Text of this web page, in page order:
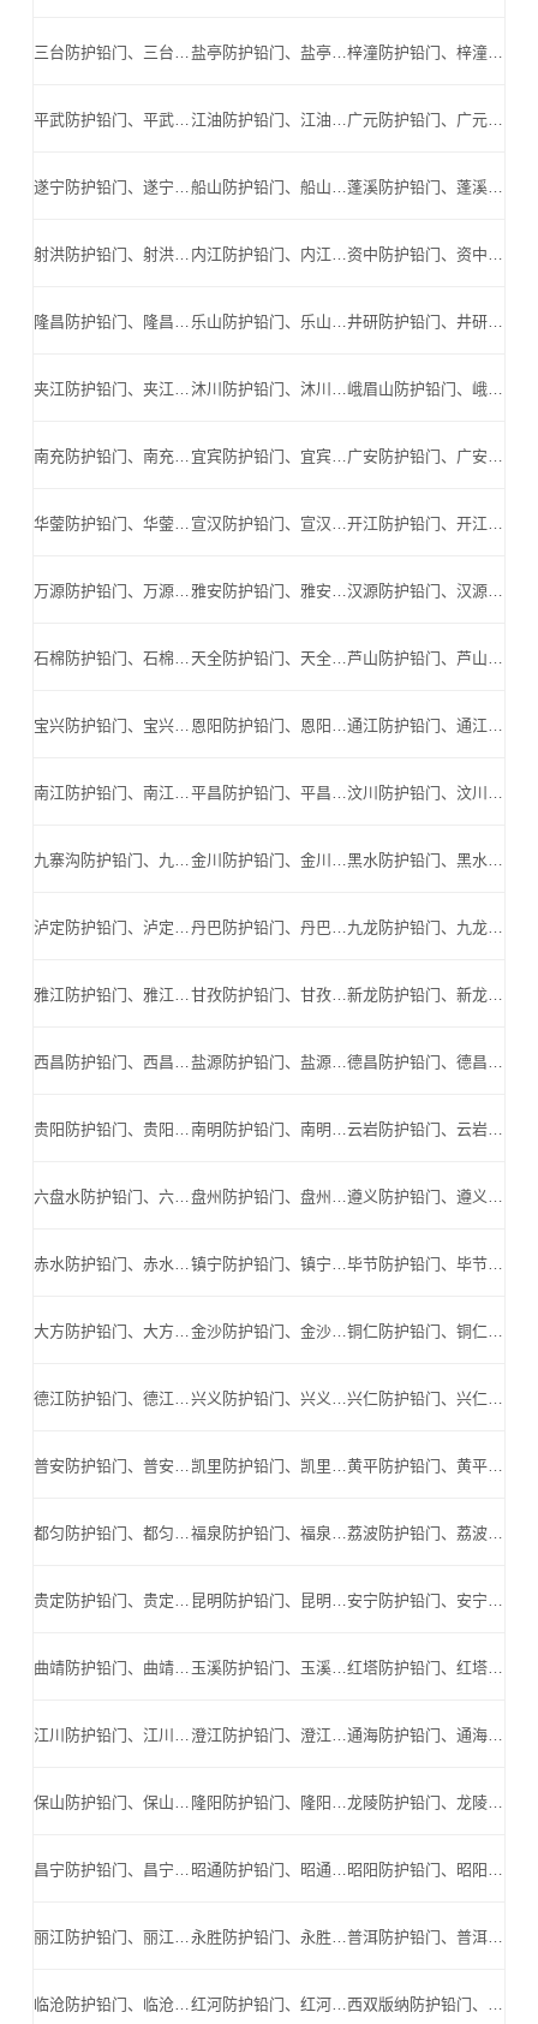
三台防护铅门、三台防辐射铅门、三台医用铅门、三台手术室铅门、三台工业探伤铅门_三台手术室铅门公司 盐亭防护铅门、盐亭防辐射铅门、盐亭医用铅门、盐亭手术室铅门、盐亭工业探伤铅门_盐亭手术室铅门公司 梓潼防护铅门、梓潼防辐射铅门、梓潼医用铅门、梓潼手术室铅门、梓潼工业探伤铅门_梓潼手术室铅门公司
平武防护铅门、平武防辐射铅门、平武医用铅门、平武手术室铅门、平武工业探伤铅门_平武手术室铅门公司 江油防护铅门、江油防辐射铅门、江油医用铅门、江油手术室铅门、江油工业探伤铅门_江油手术室铅门公司 广元防护铅门、广元防辐射铅门、广元医用铅门、广元手术室铅门、广元工业探伤铅门_广元手术室铅门公司
遂宁防护铅门、遂宁防辐射铅门、遂宁医用铅门、遂宁手术室铅门、遂宁工业探伤铅门_遂宁手术室铅门公司 船山防护铅门、船山防辐射铅门、船山医用铅门、船山手术室铅门、船山工业探伤铅门_船山手术室铅门公司 蓬溪防护铅门、蓬溪防辐射铅门、蓬溪医用铅门、蓬溪手术室铅门、蓬溪工业探伤铅门_蓬溪手术室铅门公司
射洪防护铅门、射洪防辐射铅门、射洪医用铅门、射洪手术室铅门、射洪工业探伤铅门_射洪手术室铅门公司 内江防护铅门、内江防辐射铅门、内江医用铅门、内江手术室铅门、内江工业探伤铅门_内江手术室铅门公司 资中防护铅门、资中防辐射铅门、资中医用铅门、资中手术室铅门、资中工业探伤铅门_资中手术室铅门公司
隆昌防护铅门、隆昌防辐射铅门、隆昌医用铅门、隆昌手术室铅门、隆昌工业探伤铅门_隆昌手术室铅门公司 乐山防护铅门、乐山防辐射铅门、乐山医用铅门、乐山手术室铅门、乐山工业探伤铅门_乐山手术室铅门公司 井研防护铅门、井研防辐射铅门、井研医用铅门、井研手术室铅门、井研工业探伤铅门_井研手术室铅门公司
夹江防护铅门、夹江防辐射铅门、夹江医用铅门、夹江手术室铅门、夹江工业探伤铅门_夹江手术室铅门公司 沐川防护铅门、沐川防辐射铅门、沐川医用铅门、沐川手术室铅门、沐川工业探伤铅门_沐川手术室铅门公司 峨眉山防护铅门、峨眉山防辐射铅门、峨眉山医用铅门、峨眉山手术室铅门、峨眉山工业探伤铅门_峨眉山手术室铅门公司
南充防护铅门、南充防辐射铅门、南充医用铅门、南充手术室铅门、南充工业探伤铅门_南充手术室铅门公司 宜宾防护铅门、宜宾防辐射铅门、宜宾医用铅门、宜宾手术室铅门、宜宾工业探伤铅门_宜宾手术室铅门公司 广安防护铅门、广安防辐射铅门、广安医用铅门、广安手术室铅门、广安工业探伤铅门_广安手术室铅门公司
华蓥防护铅门、华蓥防辐射铅门、华蓥医用铅门、华蓥手术室铅门、华蓥工业探伤铅门_华蓥手术室铅门公司 宣汉防护铅门、宣汉防辐射铅门、宣汉医用铅门、宣汉手术室铅门、宣汉工业探伤铅门_宣汉手术室铅门公司 开江防护铅门、开江防辐射铅门、开江医用铅门、开江手术室铅门、开江工业探伤铅门_开江手术室铅门公司
万源防护铅门、万源防辐射铅门、万源医用铅门、万源手术室铅门、万源工业探伤铅门_万源手术室铅门公司 雅安防护铅门、雅安防辐射铅门、雅安医用铅门、雅安手术室铅门、雅安工业探伤铅门_雅安手术室铅门公司 汉源防护铅门、汉源防辐射铅门、汉源医用铅门、汉源手术室铅门、汉源工业探伤铅门_汉源手术室铅门公司
石棉防护铅门、石棉防辐射铅门、石棉医用铅门、石棉手术室铅门、石棉工业探伤铅门_石棉手术室铅门公司 天全防护铅门、天全防辐射铅门、天全医用铅门、天全手术室铅门、天全工业探伤铅门_天全手术室铅门公司 芦山防护铅门、芦山防辐射铅门、芦山医用铅门、芦山手术室铅门、芦山工业探伤铅门_芦山手术室铅门公司
宝兴防护铅门、宝兴防辐射铅门、宝兴医用铅门、宝兴手术室铅门、宝兴工业探伤铅门_宝兴手术室铅门公司 恩阳防护铅门、恩阳防辐射铅门、恩阳医用铅门、恩阳手术室铅门、恩阳工业探伤铅门_恩阳手术室铅门公司 通江防护铅门、通江防辐射铅门、通江医用铅门、通江手术室铅门、通江工业探伤铅门_通江手术室铅门公司
南江防护铅门、南江防辐射铅门、南江医用铅门、南江手术室铅门、南江工业探伤铅门_南江手术室铅门公司 平昌防护铅门、平昌防辐射铅门、平昌医用铅门、平昌手术室铅门、平昌工业探伤铅门_平昌手术室铅门公司 汶川防护铅门、汶川防辐射铅门、汶川医用铅门、汶川手术室铅门、汶川工业探伤铅门_汶川手术室铅门公司
九寨沟防护铅门、九寨沟防辐射铅门、九寨沟医用铅门、九寨沟手术室铅门、九寨沟工业探伤铅门_九寨沟手术室铅门公司 金川防护铅门、金川防辐射铅门、金川医用铅门、金川手术室铅门、金川工业探伤铅门_金川手术室铅门公司 黑水防护铅门、黑水防辐射铅门、黑水医用铅门、黑水手术室铅门、黑水工业探伤铅门_黑水手术室铅门公司
泸定防护铅门、泸定防辐射铅门、泸定医用铅门、泸定手术室铅门、泸定工业探伤铅门_泸定手术室铅门公司 丹巴防护铅门、丹巴防辐射铅门、丹巴医用铅门、丹巴手术室铅门、丹巴工业探伤铅门_丹巴手术室铅门公司 九龙防护铅门、九龙防辐射铅门、九龙医用铅门、九龙手术室铅门、九龙工业探伤铅门_九龙手术室铅门公司
雅江防护铅门、雅江防辐射铅门、雅江医用铅门、雅江手术室铅门、雅江工业探伤铅门_雅江手术室铅门公司 甘孜防护铅门、甘孜防辐射铅门、甘孜医用铅门、甘孜手术室铅门、甘孜工业探伤铅门_甘孜手术室铅门公司 新龙防护铅门、新龙防辐射铅门、新龙医用铅门、新龙手术室铅门、新龙工业探伤铅门_新龙手术室铅门公司
西昌防护铅门、西昌防辐射铅门、西昌医用铅门、西昌手术室铅门、西昌工业探伤铅门_西昌手术室铅门公司 盐源防护铅门、盐源防辐射铅门、盐源医用铅门、盐源手术室铅门、盐源工业探伤铅门_盐源手术室铅门公司 德昌防护铅门、德昌防辐射铅门、德昌医用铅门、德昌手术室铅门、德昌工业探伤铅门_德昌手术室铅门公司
贵阳防护铅门、贵阳防辐射铅门、贵阳医用铅门、贵阳手术室铅门、贵阳工业探伤铅门_贵阳手术室铅门公司 南明防护铅门、南明防辐射铅门、南明医用铅门、南明手术室铅门、南明工业探伤铅门_南明手术室铅门公司 云岩防护铅门、云岩防辐射铅门、云岩医用铅门、云岩手术室铅门、云岩工业探伤铅门_云岩手术室铅门公司
六盘水防护铅门、六盘水防辐射铅门、六盘水医用铅门、六盘水手术室铅门、六盘水工业探伤铅门_六盘水手术室铅门公司 盘州防护铅门、盘州防辐射铅门、盘州医用铅门、盘州手术室铅门、盘州工业探伤铅门_盘州手术室铅门公司 遵义防护铅门、遵义防辐射铅门、遵义医用铅门、遵义手术室铅门、遵义工业探伤铅门_遵义手术室铅门公司
赤水防护铅门、赤水防辐射铅门、赤水医用铅门、赤水手术室铅门、赤水工业探伤铅门_赤水手术室铅门公司 镇宁防护铅门、镇宁防辐射铅门、镇宁医用铅门、镇宁手术室铅门、镇宁工业探伤铅门_镇宁手术室铅门公司 毕节防护铅门、毕节防辐射铅门、毕节医用铅门、毕节手术室铅门、毕节工业探伤铅门_毕节手术室铅门公司
大方防护铅门、大方防辐射铅门、大方医用铅门、大方手术室铅门、大方工业探伤铅门_大方手术室铅门公司 金沙防护铅门、金沙防辐射铅门、金沙医用铅门、金沙手术室铅门、金沙工业探伤铅门_金沙手术室铅门公司 铜仁防护铅门、铜仁防辐射铅门、铜仁医用铅门、铜仁手术室铅门、铜仁工业探伤铅门_铜仁手术室铅门公司
德江防护铅门、德江防辐射铅门、德江医用铅门、德江手术室铅门、德江工业探伤铅门_德江手术室铅门公司 兴义防护铅门、兴义防辐射铅门、兴义医用铅门、兴义手术室铅门、兴义工业探伤铅门_兴义手术室铅门公司 兴仁防护铅门、兴仁防辐射铅门、兴仁医用铅门、兴仁手术室铅门、兴仁工业探伤铅门_兴仁手术室铅门公司
普安防护铅门、普安防辐射铅门、普安医用铅门、普安手术室铅门、普安工业探伤铅门_普安手术室铅门公司 凯里防护铅门、凯里防辐射铅门、凯里医用铅门、凯里手术室铅门、凯里工业探伤铅门_凯里手术室铅门公司 黄平防护铅门、黄平防辐射铅门、黄平医用铅门、黄平手术室铅门、黄平工业探伤铅门_黄平手术室铅门公司
都匀防护铅门、都匀防辐射铅门、都匀医用铅门、都匀手术室铅门、都匀工业探伤铅门_都匀手术室铅门公司 福泉防护铅门、福泉防辐射铅门、福泉医用铅门、福泉手术室铅门、福泉工业探伤铅门_福泉手术室铅门公司 荔波防护铅门、荔波防辐射铅门、荔波医用铅门、荔波手术室铅门、荔波工业探伤铅门_荔波手术室铅门公司
贵定防护铅门、贵定防辐射铅门、贵定医用铅门、贵定手术室铅门、贵定工业探伤铅门_贵定手术室铅门公司 昆明防护铅门、昆明防辐射铅门、昆明医用铅门、昆明手术室铅门、昆明工业探伤铅门_昆明手术室铅门公司 安宁防护铅门、安宁防辐射铅门、安宁医用铅门、安宁手术室铅门、安宁工业探伤铅门_安宁手术室铅门公司
曲靖防护铅门、曲靖防辐射铅门、曲靖医用铅门、曲靖手术室铅门、曲靖工业探伤铅门_曲靖手术室铅门公司 玉溪防护铅门、玉溪防辐射铅门、玉溪医用铅门、玉溪手术室铅门、玉溪工业探伤铅门_玉溪手术室铅门公司 红塔防护铅门、红塔防辐射铅门、红塔医用铅门、红塔手术室铅门、红塔工业探伤铅门_红塔手术室铅门公司
江川防护铅门、江川防辐射铅门、江川医用铅门、江川手术室铅门、江川工业探伤铅门_江川手术室铅门公司 澄江防护铅门、澄江防辐射铅门、澄江医用铅门、澄江手术室铅门、澄江工业探伤铅门_澄江手术室铅门公司 通海防护铅门、通海防辐射铅门、通海医用铅门、通海手术室铅门、通海工业探伤铅门_通海手术室铅门公司
保山防护铅门、保山防辐射铅门、保山医用铅门、保山手术室铅门、保山工业探伤铅门_保山手术室铅门公司 隆阳防护铅门、隆阳防辐射铅门、隆阳医用铅门、隆阳手术室铅门、隆阳工业探伤铅门_隆阳手术室铅门公司 龙陵防护铅门、龙陵防辐射铅门、龙陵医用铅门、龙陵手术室铅门、龙陵工业探伤铅门_龙陵手术室铅门公司
昌宁防护铅门、昌宁防辐射铅门、昌宁医用铅门、昌宁手术室铅门、昌宁工业探伤铅门_昌宁手术室铅门公司 昭通防护铅门、昭通防辐射铅门、昭通医用铅门、昭通手术室铅门、昭通工业探伤铅门_昭通手术室铅门公司 昭阳防护铅门、昭阳防辐射铅门、昭阳医用铅门、昭阳手术室铅门、昭阳工业探伤铅门_昭阳手术室铅门公司
丽江防护铅门、丽江防辐射铅门、丽江医用铅门、丽江手术室铅门、丽江工业探伤铅门_丽江手术室铅门公司 永胜防护铅门、永胜防辐射铅门、永胜医用铅门、永胜手术室铅门、永胜工业探伤铅门_永胜手术室铅门公司 普洱防护铅门、普洱防辐射铅门、普洱医用铅门、普洱手术室铅门、普洱工业探伤铅门_普洱手术室铅门公司
临沧防护铅门、临沧防辐射铅门、临沧医用铅门、临沧手术室铅门、临沧工业探伤铅门_临沧手术室铅门公司 红河防护铅门、红河防辐射铅门、红河医用铅门、红河手术室铅门、红河工业探伤铅门_红河手术室铅门公司 西双版纳防护铅门、西双版纳防辐射铅门、西双版纳医用铅门、西双版纳手术室铅门、西双版纳工业探伤铅门_西双版纳手术室铅门公司